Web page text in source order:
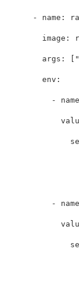
- name :
image :
args : "
env :
- name
- name